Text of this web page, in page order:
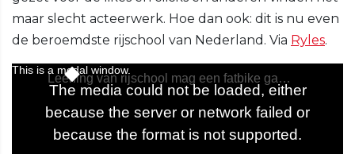
maar slecht acteerwerk. Hoe dan ook: dit is nu even
de beroemdste rijschool van Nederland. Via Ryles.